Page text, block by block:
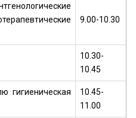
9.00-10.30
10.30-
10.45
гигиеническая
10.45-
11.00